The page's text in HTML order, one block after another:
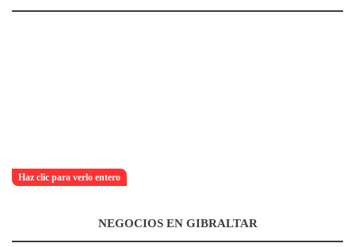
Haz clic para verlo entero
NEGOCIOS EN GIBRALTAR